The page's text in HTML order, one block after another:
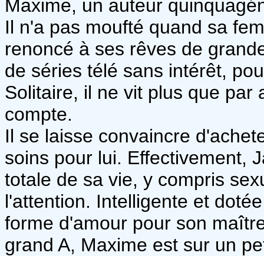
Maxime, un auteur
Il n'a pas moufté quand sa
renoncé à ses rêves de
de séries télé sans intérêt,
Solitaire, il ne vit plus que par
compte.
Il se laisse convaincre
soins pour lui. Effectivement,
totale de sa vie, y compris
l'attention. Intelligente et
forme d'amour pour son
grand A, Maxime est sur un